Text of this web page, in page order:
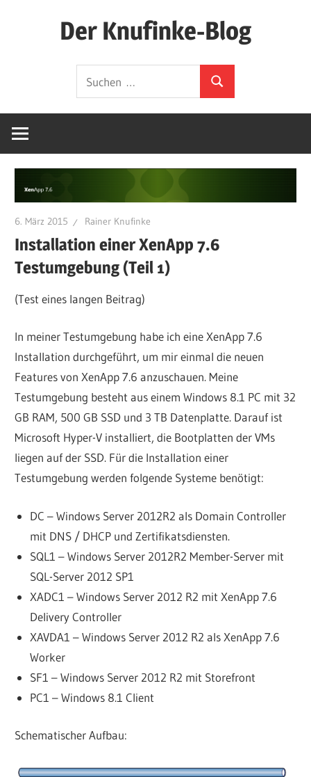
Der Knufinke-Blog
IT
nach:
Suchen
6. März 2015 Rainer Knufinke
Installation einer XenApp 7.6
Testumgebung (Teil 1)
(Test eines langen Beitrag)
In meiner Testumgebung habe ich eine XenApp 7.6
Installation durchgeführt, um mir einmal die neuen
Features von XenApp 7.6 anzuschauen. Meine
Testumgebung besteht aus einem Windows 8.1 PC mit 32
GB RAM, 500 GB SSD und 3 TB Datenplatte. Darauf ist
Microsoft Hyper-V installiert, die Bootplatten der VMs
liegen auf der SSD. Für die Installation einer
Testumgebung werden folgende Systeme benötigt:
DC – Windows Server 2012R2 als Domain Controller
mit DNS / DHCP und Zertifikatsdiensten.
SQL1 – Windows Server 2012R2 Member-Server mit
SQL-Server 2012 SP1
XADC1 – Windows Server 2012 R2 mit XenApp 7.6
Delivery Controller
XAVDA1 – Windows Server 2012 R2 als XenApp 7.6
Worker
SF1 – Windows Server 2012 R2 mit Storefront
PC1 – Windows 8.1 Client
Schematischer Aufbau: